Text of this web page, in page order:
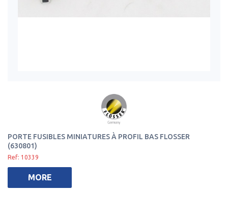
PORTE FUSIBLES MINIATURES À PROFIL BAS FLOSSER
(630801)
Ref: 10339
MORE